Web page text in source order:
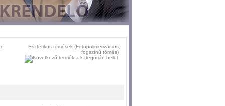
Esztétikus tömések (Fotopolimerizációs,
fogszínű tömés)